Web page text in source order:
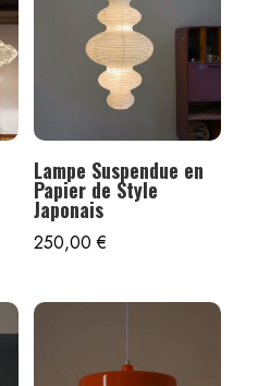
Lampe Suspendue en
Papier de Style
Japonais
250,00€